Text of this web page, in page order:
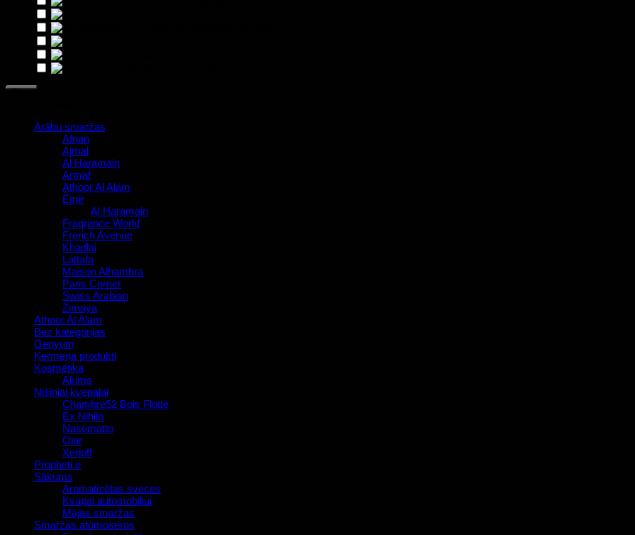
Filtrs
Arābu smaržas
Afnan
Ajmal
Al Haramain
Armaf
Athoor Al Alam
Emir
Al Haramain
Fragrance World
French Avenue
Khadlaj
Lattafa
Maison Alhambra
Paris Corner
Swiss Arabian
Zimaya
Athoor Al Alam
Bez kategorijas
Genyum
Ķermeņa produkti
Kosmētika
Akims
Nišiniai kvepalai
Chambre52 Bois Flotté
Ex Nihilo
Nasomatto
Ojar
Xerjoff
Propheti.e
Sākums
Aromatizētas sveces
Kvapai automobiliui
Mājas smaržas
Smaržas atomoseros